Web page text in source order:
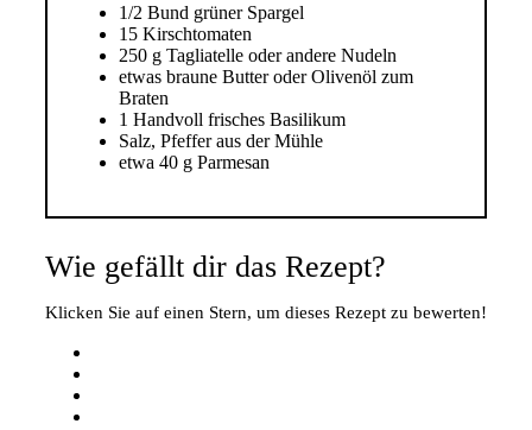
1/2 Bund grüner Spargel
15 Kirschtomaten
250 g Tagliatelle oder andere Nudeln
etwas braune Butter oder Olivenöl zum
Braten
1 Handvoll frisches Basilikum
Salz, Pfeffer aus der Mühle
etwa 40 g Parmesan
Wie gefällt dir das Rezept?
Klicken Sie auf einen Stern, um dieses Rezept zu bewerten!